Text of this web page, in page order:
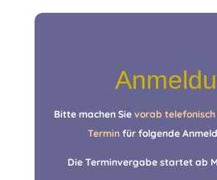
Bitte machen Sievorab telefonisch
Termin für folgende
Die Terminvergabe startet ab